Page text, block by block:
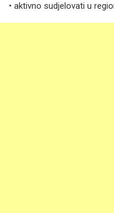
• aktivno sudjelovati u